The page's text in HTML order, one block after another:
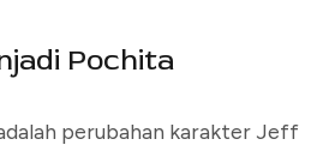
Pochita
perubahan karakter Jeff